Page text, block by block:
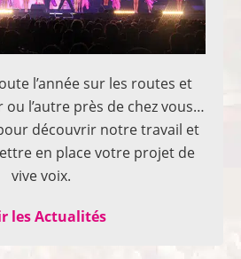
l’année sur les routes et
l’autre près de chez vous…
découvrir notre travail et
en place votre projet de
vive voix.
les Actualités